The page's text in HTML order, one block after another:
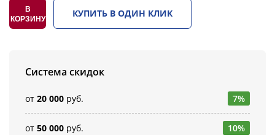
В
КОРЗИНУ
КУПИТЬ В ОДИН КЛИК
Система скидок
от 20 000 руб. 7%
от 50 000 руб. 10%